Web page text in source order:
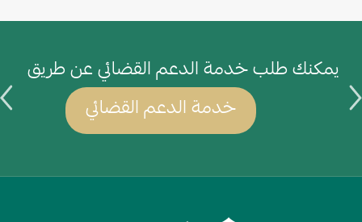
يمكنك طلب خدمة الدعم القضائي عن طريق
خدمة الدعم القضائي